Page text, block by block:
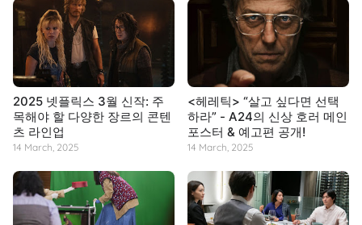
2025 넷플릭스 3월 신작: 주
목해야 할 다양한 장르의 콘텐
츠 라인업
14 March, 2025
<헤레틱> “살고 싶다면 선택
하라” - A24의 신상 호러 메인
포스터 & 예고편 공개!
14 March, 2025